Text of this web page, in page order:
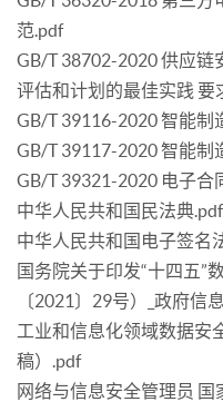
范.pdf
GB/T 38702-2020 供应链
评估和计划的最佳实践 要
GB/T 39116-2020 智能制
GB/T 39117-2020 智能制
GB/T 39321-2020 电子合
中华人民共和国民法典.pdf
中华人民共和国电子签名
国务院关于印发“十四五”
〔2021〕29号）_政府信
工业和信息化领域数据安
稿）.pdf
网络与信息安全管理员